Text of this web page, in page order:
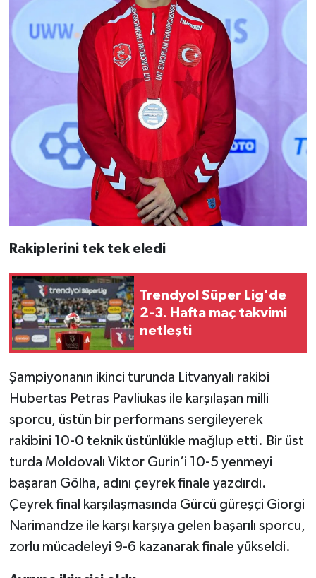
Rakiplerini tek tek eledi
Trendyol Süper Lig'de
2-3. Hafta maç takvimi
netleşti
Şampiyonanın ikinci turunda Litvanyalı rakibi
Hubertas Petras Pavliukas ile karşılaşan milli
sporcu, üstün bir performans sergileyerek
rakibini 10-0 teknik üstünlükle mağlup etti. Bir üst
turda Moldovalı Viktor Gurin’i 10-5 yenmeyi
başaran Gölha, adını çeyrek finale yazdırdı.
Çeyrek final karşılaşmasında Gürcü güreşçi Giorgi
Narimandze ile karşı karşıya gelen başarılı sporcu,
zorlu mücadeleyi 9-6 kazanarak finale yükseldi.